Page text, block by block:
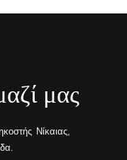
μας
Νίκαιας,